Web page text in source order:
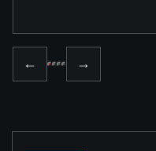
← →